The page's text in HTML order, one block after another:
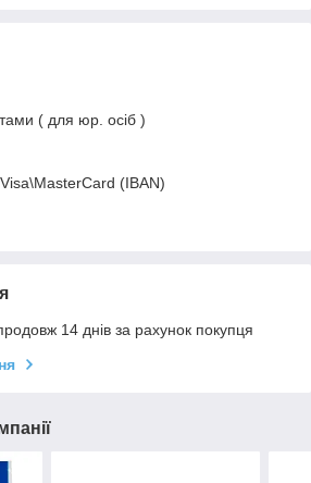
( для юр. осіб )
(IBAN)
14 днів за рахунок покупця